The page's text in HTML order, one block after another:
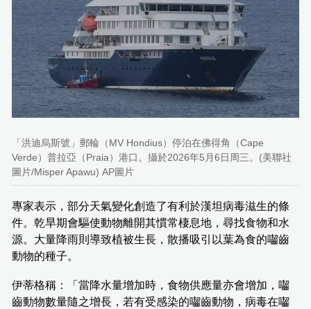
「洪迪烏斯號」郵輪（MV Hondius）停泊在佛得角（Cape
Verde）普拉亞（Praia）港口。攝於2026年5月6日周三。(美聯社
圖片/Misper Apawu) AP圖片
專家表示，部分天氣變化創造了有利於漢坦病毒滋生的條
件。乾旱期會驅使動物離開其慣常棲息地，尋找食物和水
源。大量降雨則導致植被生長，散播吸引以葉為食的囓齒
動物的種子。
伊蒂格稱：「當降水量增加時，食物供應量亦會增加，囓
齒動物數量隨之增長，若有受感染的囓齒動物，病毒在囓